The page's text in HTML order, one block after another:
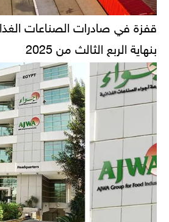
بنهاية الربع الثالث من 2025